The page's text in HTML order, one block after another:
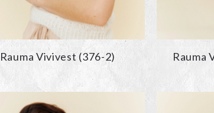
Rauma Vivivest (376-2) Rauma